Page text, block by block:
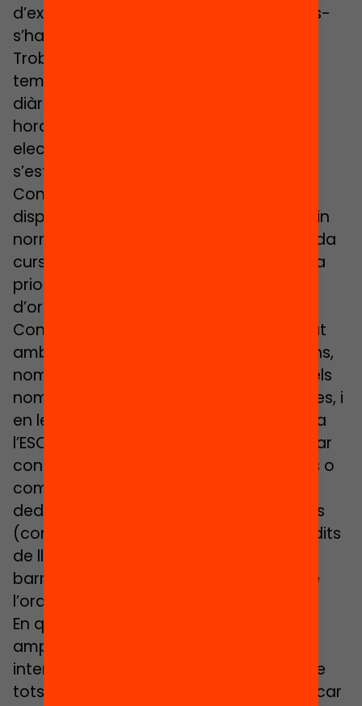
d’excepcions que –sense ser exhaustius-
s’han anat referint més amunt.
Trobem una sèrie de concrecions del
temps escolar (horaris inicials, hores
diàries, distribució en matins o tardes,
horaris per dinar, dies festius de lliure
elecció per part dels centres, etc.) que
s’estableixen anualment per ordre del
Conseller d’Educació. Aquestes
disposicions, en tant que no reprodueixin
normes de rang superior, caduquen cada
curs, és a dir no suposen cap obstacle a
priori a propostes diferenciades
d’organització del temps escolar.
Conclusió: Hi ha un marc general regulat
amb una autèntica plèiade d’excepcions,
només algunes barreres limitatives en els
nombres totals d’hores escolars i lectives, i
en les assignacions d’hores a matèries a
l’ESO. En alguns casos, es podrien superar
conceptualitzant els horaris d’activitats o
comptabilitzant certes activitats o
dedicacions com a lectives o curriculars
(com si es tractés, per exemple, de crèdits
de lliure configuració). La majoria de
barreres es podrien superar a través de
l’ordenació del calendari escolar anual.
En qualsevol cas, caldria disposar d’un
ampli acord social que contempli els
interessos, les expectatives i els drets de
tots els actors educatius, sense perjudicar